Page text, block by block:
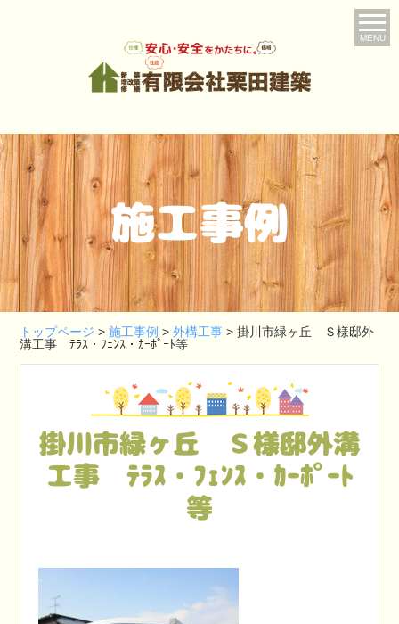
MENU
施工事例
トップページ >施工事例 >外構工事 >掛川市緑ヶ丘 Ｓ様邸外
溝工事 ﾃﾗｽ・ﾌｪﾝｽ・ｶｰﾎﾟｰﾄ等
掛川市緑ヶ丘 Ｓ様邸外溝
工事 ﾃﾗｽ・ﾌｪﾝｽ・ｶｰﾎﾟｰﾄ
等